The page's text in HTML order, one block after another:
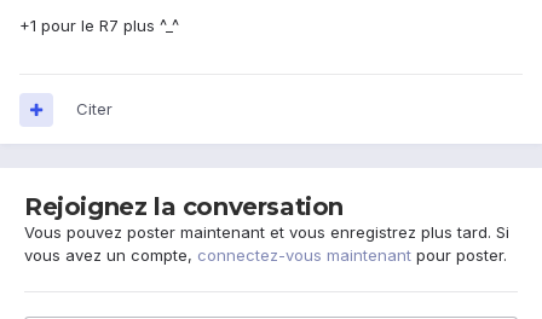
+1 pour le R7 plus ^_^
Citer
Rejoignez la conversation
Vous pouvez poster maintenant et vous enregistrez plus tard. Si
vous avez un compte, connectez-vous maintenant pour poster.